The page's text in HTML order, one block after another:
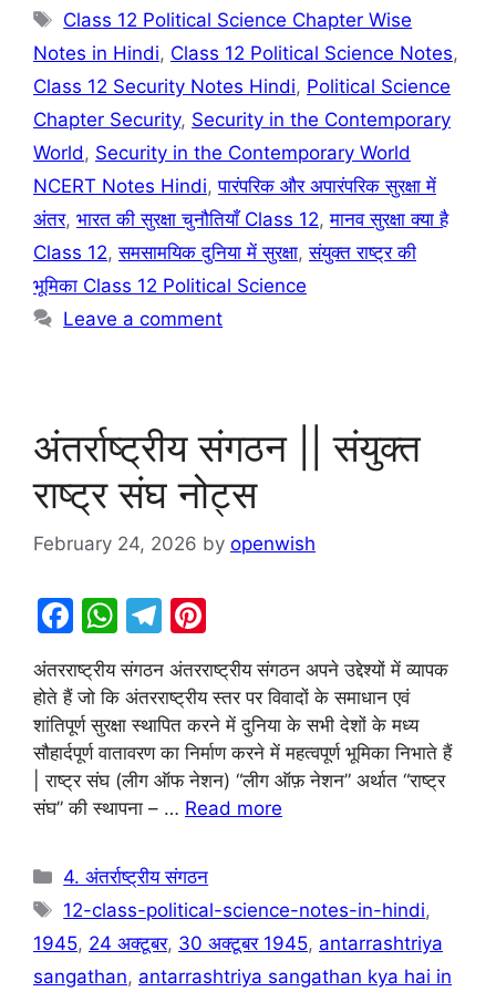
Tags
Class 12 Political Science Chapter Wise
Notes in Hindi, Class 12 Political Science Notes,
Class 12 Security Notes Hindi, Political Science
Chapter Security, Security in the Contemporary
World, Security in the Contemporary World
NCERT Notes Hindi,पारंपरिक और अपारंपरिक सुरक्षा में
अंतर, भारत की सुरक्षा चुनौतियाँ Class 12,मानव सुरक्षा क्या है
Class 12,समसामयिक दुनिया में सुरक्षा,संयुक्त राष्ट्र की
भूमिका Class 12 Political Science
Leave a comment
अंतर्राष्ट्रीय संगठन || संयुक्त
राष्ट्र संघ नोट्स
February 24, 2026 by openwish
F
c
e
b
o
o
k
W
h
at
s
A
p
p
T
el
e
gr
a
m
nt
er
e
st
अंतरराष्ट्रीय संगठन अंतरराष्ट्रीय संगठन अपने उद्देश्यों में व्यापक
होते हैं जो कि अंतरराष्ट्रीय स्तर पर विवादों के समाधान एवं
शांतिपूर्ण सुरक्षा स्थापित करने में दुनिया के सभी देशों के मध्य
सौहार्दपूर्ण वातावरण का निर्माण करने में महत्वपूर्ण भूमिका निभाते हैं
| राष्ट्र संघ (लीग ऑफ नेशन) “लीग ऑफ़ नेशन” अर्थात “राष्ट्र
संघ” की स्थापना – … Read more
Categories
4. अंतर्राष्ट्रीय संगठन
Tags
12-class-political-science-notes-in-hindi,
1945, 24 अक्टूबर, 30 अक्टूबर 1945, antarrashtriya
sangathan, antarrashtriya sangathan kya hai in